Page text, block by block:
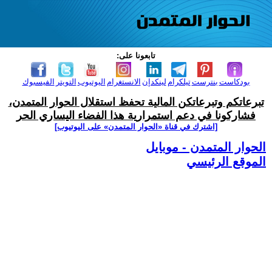
تابعونا على:
الفيسبوك التويتر اليوتيوب الانستغرام لينكدإن تيلكرامبنترست بودكاست
تبرعاتكم وتبرعاتكن المالية تحفظ استقلال الحوار المتمدن،
فشاركونا في دعم استمرارية هذا الفضاء اليساري الحر
[اشترك في قناة ‫«الحوار المتمدن» على اليوتيوب]
الحوار المتمدن - موبايل
الموقع الرئيسي